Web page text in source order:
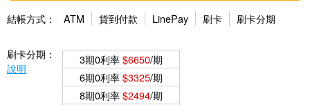
結帳方式： ATM 貨到付款 LinePay 刷卡 刷卡分期
刷卡分期：
說明
3期0利率$6650/期
6期0利率$3325/期
8期0利率$2494/期